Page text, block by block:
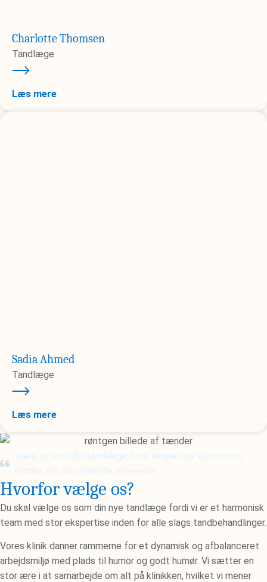
Charlotte Thomsen
Tandlæge
Læs mere
Sadia Ahmed
Tandlæge
Læs mere
Vælg os som din tandlæge, hvor ekspertise og omsorg
mødes for din smilende oplevelse
Hvorfor vælge os?
Du skal vælge os som din nye tandlæge fordi vi er et harmonisk
team med stor ekspertise inden for alle slags tandbehandlinger.
Vores klinik danner rammerne for et dynamisk og afbalanceret
arbejdsmiljø med plads til humor og godt humør. Vi sætter en
stor ære i at samarbejde om alt på klinikken, hvilket vi mener